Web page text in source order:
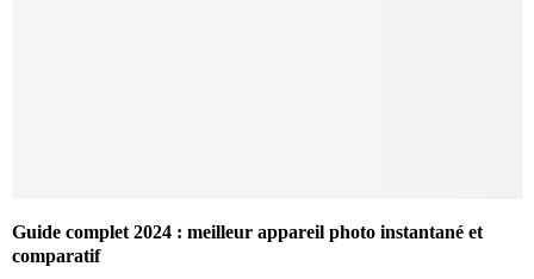
Guide complet 2024 : meilleur appareil photo instantané et
comparatif